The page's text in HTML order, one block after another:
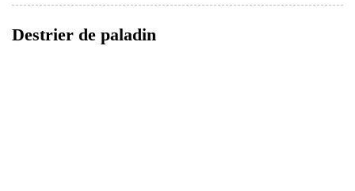
Destrier de paladin